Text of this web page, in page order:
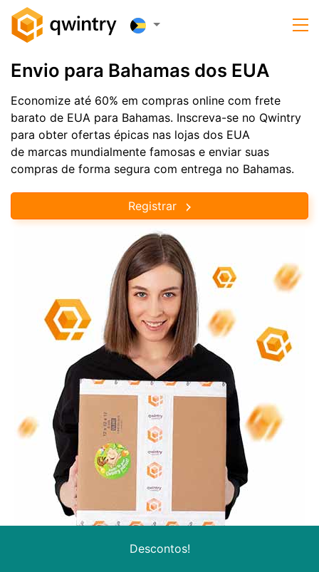
Envio para Bahamas dos EUA
Economize até 60% em compras online com frete
barato de EUA para Bahamas. Inscreva-se no Qwintry
para obter ofertas épicas nas lojas dos EUA
de marcas mundialmente famosas e enviar suas
compras de forma segura com entrega no Bahamas.
Registrar
Descontos!